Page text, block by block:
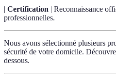
| Certification | Reconnaissance
professionnelles.
Nous avons sélectionné plusieurs
sécurité de votre domicile.
dessous.